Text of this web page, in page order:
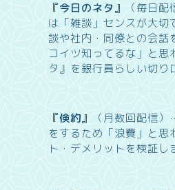
『今日のネタ』 （毎日
は「雑談」センスが大切
談や社内・同僚との会話
コイツ知ってるな」と思
タ』を銀行員らしい切り
『倹約』 （月数回配信）
をするため「浪費」と思
ト・デメリットを検証し